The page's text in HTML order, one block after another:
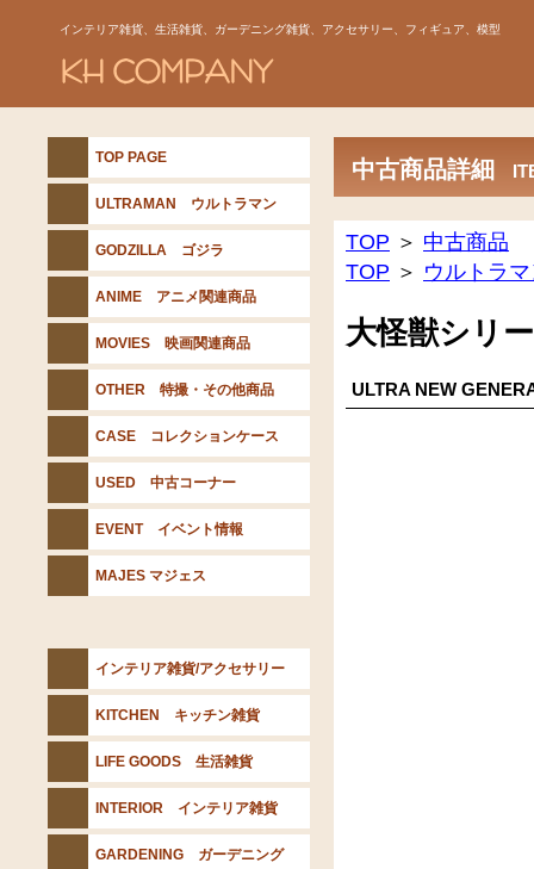
インテリア雑貨、生活雑貨、ガーデニング雑貨、アクセサリー、フィギュア、模型
中古商品詳細
TOP ＞ 中古商品
TOP ＞ ウルトラ
大怪獣シリ
ULTRA NEW
TOP PAGE
ULTRAMAN ウルトラマン
GODZILLA ゴジラ
ANIME アニメ関連商品
MOVIES 映画関連商品
OTHER 特撮・その他商品
CASE コレクションケース
USED 中古コーナー
EVENT イベント情報
MAJES マジェス
インテリア雑貨/アクセサリー
KITCHEN キッチン雑貨
LIFE GOODS 生活雑貨
INTERIOR インテリア雑貨
GARDENING ガーデニング